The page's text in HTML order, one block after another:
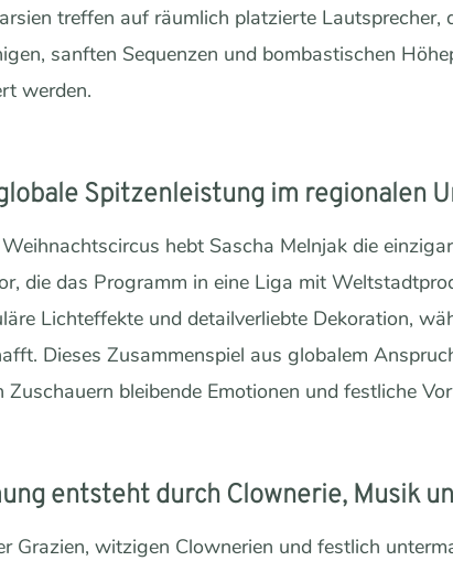
treffen auf räumlich platzierte Lautsprecher,
sanften Sequenzen und bombastischen
werden.
Spitzenleistung im regionalen
hebt Sascha Melnjak die
die das Programm in eine Liga mit
Lichteffekte und detailverliebte Dekoration,
Dieses Zusammenspiel aus globalem
bleibende Emotionen und festliche
entsteht durch Clownerie, Musik
Grazien, witzigen Clownerien und festlich